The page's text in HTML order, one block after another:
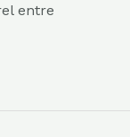
entre